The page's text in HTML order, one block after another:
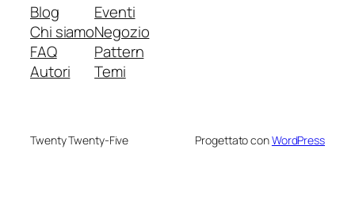
Blog
Chi siamo
FAQ
Autori
Eventi
Negozio
Pattern
Temi
Twenty Twenty-Five Progettato conWordPress